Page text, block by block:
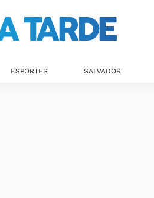
ESPORTES SALVADOR